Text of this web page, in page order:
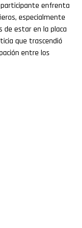
participante enfrenta
especialmente
de estar en la placa
que trascendió
entre los